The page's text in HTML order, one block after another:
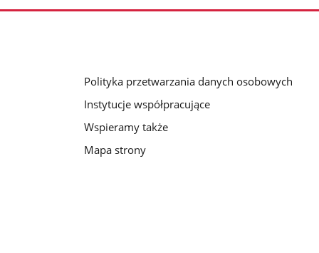
Polityka przetwarzania danych osobowych
Instytucje współpracujące
Wspieramy także
Mapa strony